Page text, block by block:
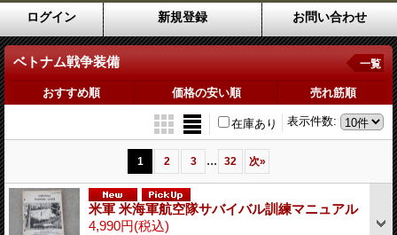
ログイン 新規登録 お問い合わせ
ベトナム戦争装備 一覧
おすすめ順 価格の安い順 売れ筋順
表示件数:
在庫あり
1 2 3 ... 32 次»
米軍 米海軍航空隊サバイバル訓練マニュアル
4,990円(税込)